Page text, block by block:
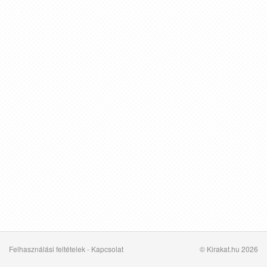
Felhasználási feltételek- Kapcsolat © Kirakat.hu 2026